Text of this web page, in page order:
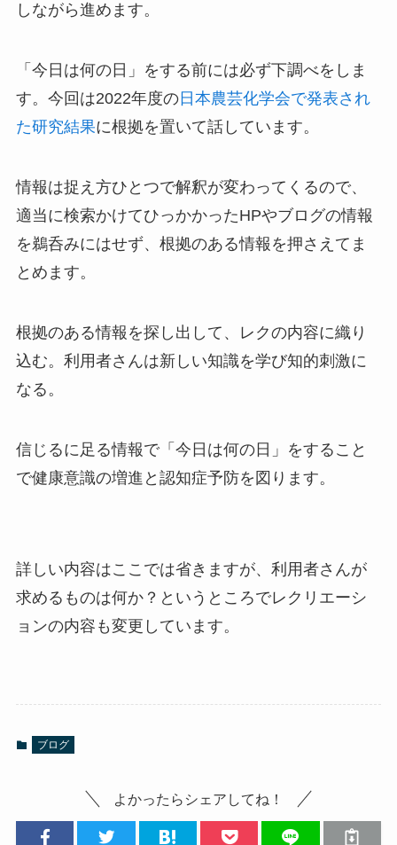
しながら進めます。
「今日は何の日」をする前には必ず下調べをしま
す。今回は2022年度の日本農芸化学会で発表され
た研究結果に根拠を置いて話しています。
情報は捉え方ひとつで解釈が変わってくるので、
適当に検索かけてひっかかったHPやブログの情報
を鵜呑みにはせず、根拠のある情報を押さえてま
とめます。
根拠のある情報を探し出して、レクの内容に織り
込む。利用者さんは新しい知識を学び知的刺激に
なる。
信じるに足る情報で「今日は何の日」をすること
で健康意識の増進と認知症予防を図ります。
詳しい内容はここでは省きますが、利用者さんが
求めるものは何か？というところでレクリエーシ
ョンの内容も変更しています。
ブログ
よかったらシェアしてね！